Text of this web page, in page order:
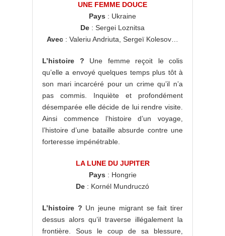
UNE FEMME DOUCE
Pays : Ukraine
De : Sergei Loznitsa
Avec : Valeriu Andriuta, Sergeï Kolesov…
L’histoire ? Une femme reçoit le colis
qu’elle a envoyé quelques temps plus tôt à
son mari incarcéré pour un crime qu’il n’a
pas commis. Inquiète et profondément
désemparée elle décide de lui rendre visite.
Ainsi commence l’histoire d’un voyage,
l’histoire d’une bataille absurde contre une
forteresse impénétrable.
LA LUNE DU JUPITER
Pays : Hongrie
De : Kornél Mundruczó
L’histoire ? Un jeune migrant se fait tirer
dessus alors qu’il traverse illégalement la
frontière. Sous le coup de sa blessure,